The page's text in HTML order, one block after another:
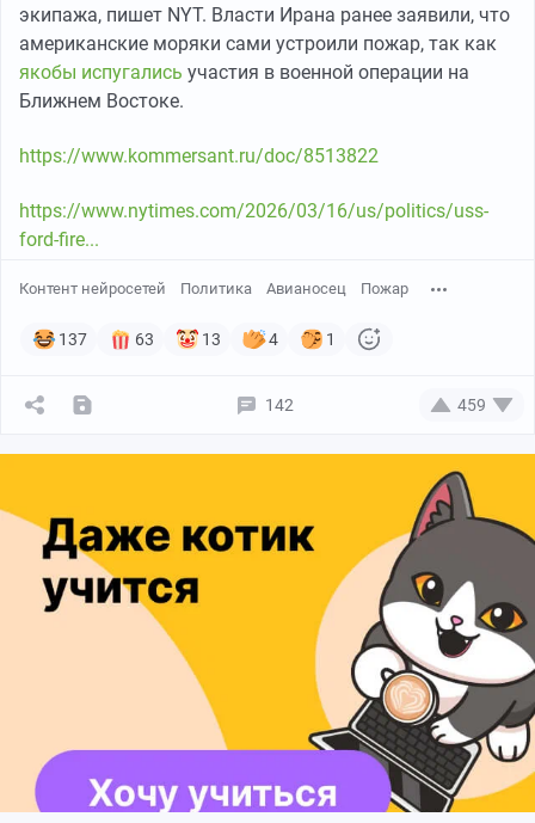
экипажа, пишет NYT. Власти Ирана ранее заявили, что
американские моряки сами устроили пожар, так как
якобы испугались участия в военной операции на
Ближнем Востоке.
https://www.kommersant.ru/doc/8513822
https://www.nytimes.com/2026/03/16/us/politics/uss-
ford-fire...
Контент нейросетей Политика Авианосец Пожар
137 63 13 4 1
142 459